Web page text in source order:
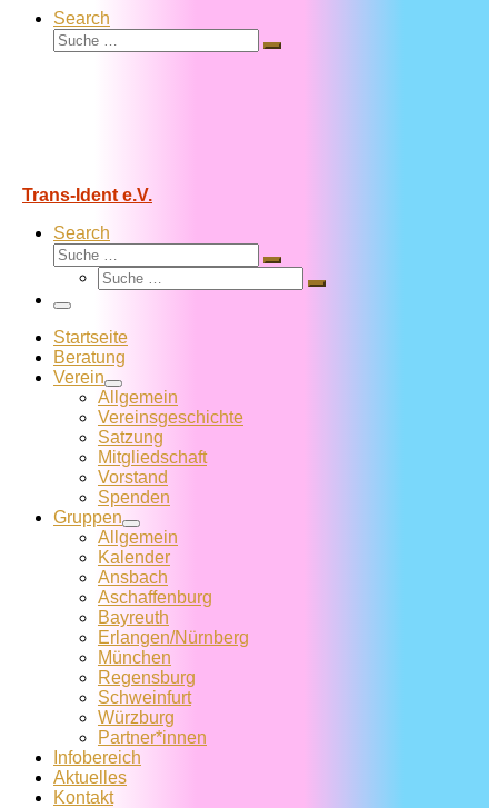
Search
Suche
Suche
Trans-Ident e.V.
Search
Suche
Suche
Suche
Suche
Menü
Startseite
Beratung
Verein
Allgemein
Vereins­geschichte
Satzung
Mitglied­schaft
Vorstand
Spenden
Gruppen
Allgemein
Kalender
Ansbach
Aschaffenburg
Bayreuth
Erlangen/Nürnberg
München
Regensburg
Schweinfurt
Würzburg
Partner*innen
Infobereich
Aktuelles
Kontakt